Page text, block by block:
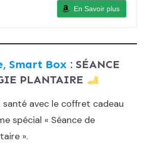
En Savoir plus
Smart Box : SÉANCE
PLANTAIRE
avec le coffret cadeau
spécial « Séance de
».